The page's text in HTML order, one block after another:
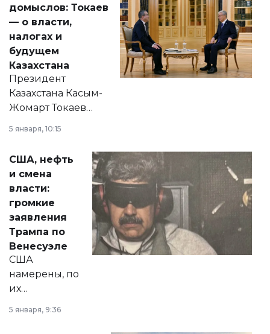
домыслов: Токаев
— о власти,
налогах и
будущем
Казахстана
Президент
Казахстана Касым-
Жомарт Токаев
сразу несколько
актуальных тем —
от слухов о
политических
реформах до
вопросов армии,
экономики и
личного здоровья.
5 января, 10:15
США, нефть
и смена
власти:
громкие
заявления
Трампа по
Венесуэле
США
намерены, по
их
принести
5 января, 9:36